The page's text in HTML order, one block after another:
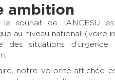
ambition
souhait de l’ANCESU
au niveau national (voire
des situations
notre volonté affichée